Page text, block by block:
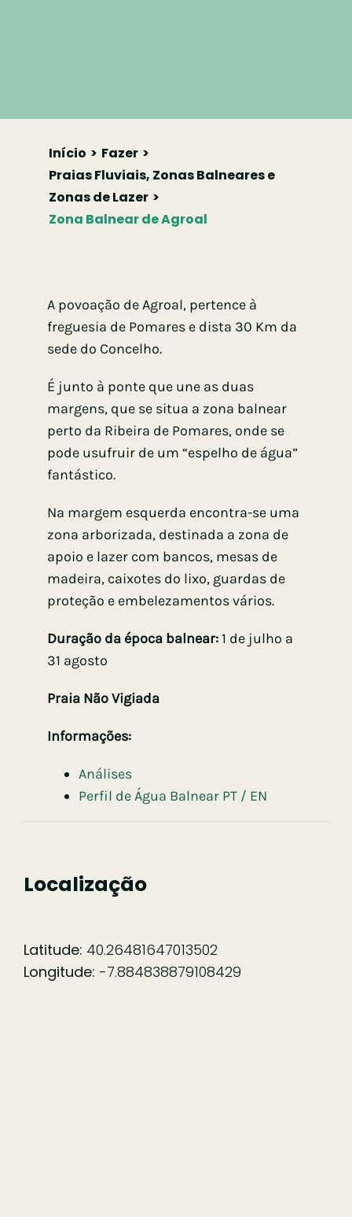
Início
Fazer
Praias Fluviais, Zonas Balneares e
Zonas de Lazer
Zona Balnear de Agroal
A povoação de Agroal, pertence à
freguesia de Pomares e dista 30 Km da
sede do Concelho.
É junto à ponte que une as duas
margens, que se situa a zona balnear
perto da Ribeira de Pomares, onde se
pode usufruir de um “espelho de água”
fantástico.
Na margem esquerda encontra-se uma
zona arborizada, destinada a zona de
apoio e lazer com bancos, mesas de
madeira, caixotes do lixo, guardas de
proteção e embelezamentos vários.
Duração da época balnear:1 de julho a
31 agosto
Praia Não Vigiada
Informações:
Análises
Perfil de Água Balnear PT / EN
Localização
Latitude: 40.26481647013502
Longitude: -7.884838879108429